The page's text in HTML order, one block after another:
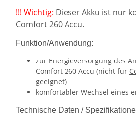
!!! Wichtig: Dieser Akku ist nur
Comfort 260 Accu.
Funktion/Anwendung:
zur Energieversorgung des
Comfort 260 Accu (nicht für
geeignet)
komfortabler Wechsel eines
Technische Daten /